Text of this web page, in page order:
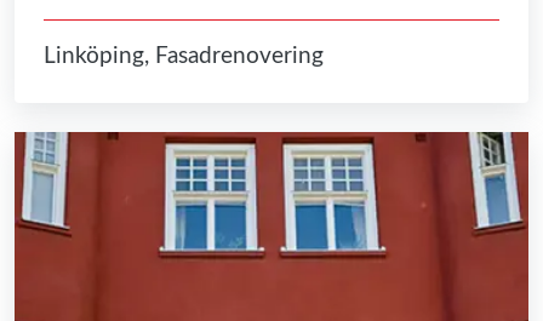
Linköping, Fasadrenovering